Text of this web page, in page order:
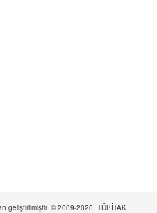
geliştirilmiştir. © 2009-2020, TÜBİTAK